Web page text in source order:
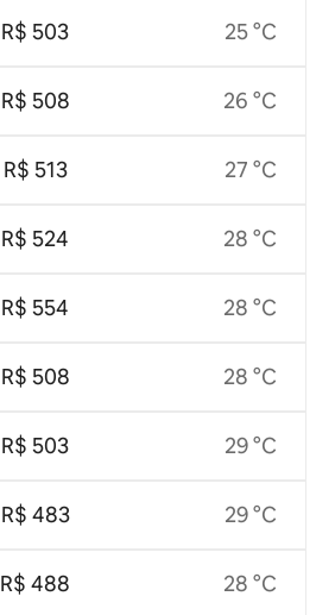
R$ 503
R$ 508
R$ 513
R$ 524
R$ 554
R$ 508
R$ 503
R$ 483
R$ 488
25 °C
26 °C
27 °C
28 °C
28 °C
28 °C
29 °C
29 °C
28 °C